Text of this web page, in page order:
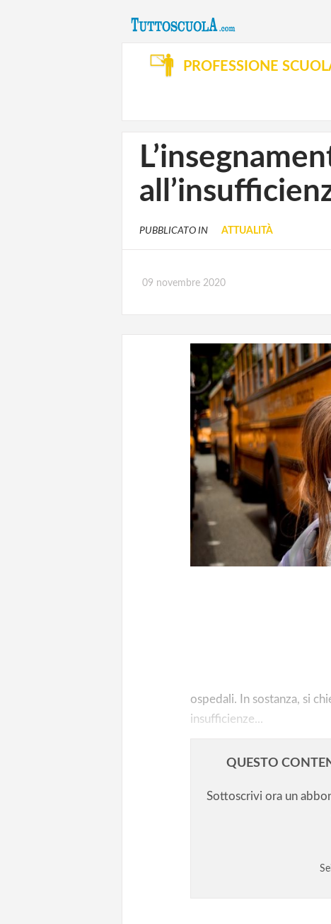
PROFESSIONE
PUBBLICATO IN ATTUALITÀ
09 novembre 2020
ospedali. In sostanza, si
insufficienze...
QUESTO
Sottoscrivi ora un